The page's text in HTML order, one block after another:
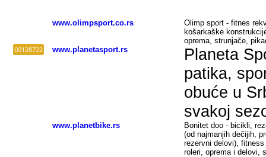
www.olimpsport.co.rs
Olimp sport - fitnes
košarkaške
oprema, strunjače,
00128722
www.planetasport.rs
Planeta
patika,
obuće u
svakoj
www.planetbike.rs
Bonitet doo - bicikli,
(od najmanjih dečijih,
rezervni delovi),
roleri, oprema i delovi,